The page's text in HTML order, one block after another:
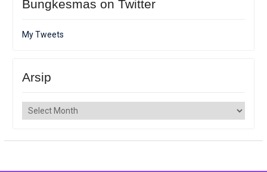
Bungkesmas on Twitter
My Tweets
Arsip
Arsip